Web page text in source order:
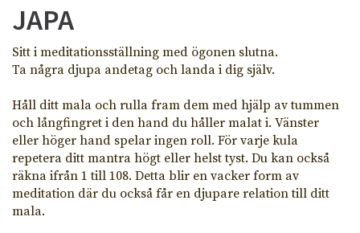
JAPA
Sitt i meditationsställning med ögonen slutna.
Ta några djupa andetag och landa i dig själv.
Håll ditt mala och rulla fram dem med hjälp av tummen
och långfingret i den hand du håller malat i. Vänster
eller höger hand spelar ingen roll. För varje kula
repetera ditt mantra högt eller helst tyst. Du kan också
räkna ifrån 1 till 108. Detta blir en vacker form av
meditation där du också får en djupare relation till ditt
mala.